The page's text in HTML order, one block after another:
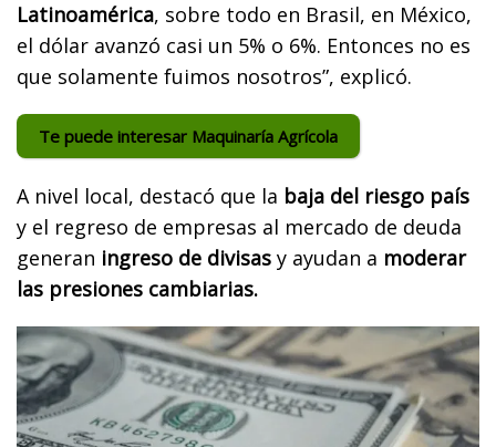
Latinoamérica, sobre todo en Brasil, en México,
el dólar avanzó casi un 5% o 6%. Entonces no es
que solamente fuimos nosotros”, explicó.
Te puede interesar Maquinaría Agrícola
A nivel local, destacó que la baja del riesgo país
y el regreso de empresas al mercado de deuda
generan ingreso de divisas y ayudan a moderar
las presiones cambiarias.